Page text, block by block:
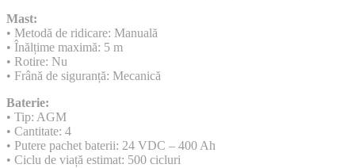
Mast:
• Metodă de ridicare: Manuală
• Înălțime maximă: 5 m
• Rotire: Nu
• Frână de siguranță: Mecanică
Baterie:
• Tip: AGM
• Cantitate: 4
• Putere pachet baterii: 24 VDC – 400 Ah
• Ciclu de viață estimat: 500 cicluri